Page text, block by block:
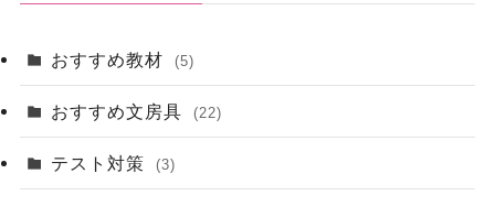
おすすめ教材 (5)
おすすめ文房具 (22)
テスト対策 (3)